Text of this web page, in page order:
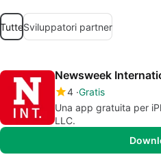
TutteSviluppatori partner
Newsweek
4 Gratis
Una app gratuita per
LLC.